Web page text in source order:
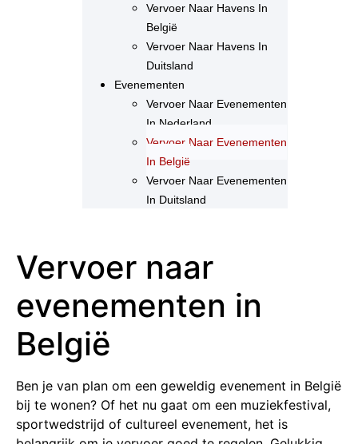
Vervoer Naar Havens In
België
Vervoer Naar Havens In
Duitsland
Evenementen
Vervoer Naar Evenementen
In Nederland
Vervoer Naar Evenementen
In België
Vervoer Naar Evenementen
In Duitsland
Vervoer naar
evenementen in
België
Ben je van plan om een geweldig evenement in België
bij te wonen? Of het nu gaat om een muziekfestival,
sportwedstrijd of cultureel evenement, het is